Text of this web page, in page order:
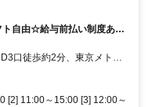
自由☆給与前払い制度あり♪
口徒歩約2分、東京メトロ
口徒歩約2分、東京メトロ
日本橋駅 C4出口徒歩2分
[2] 11:00～15:00 [3] 12:00～